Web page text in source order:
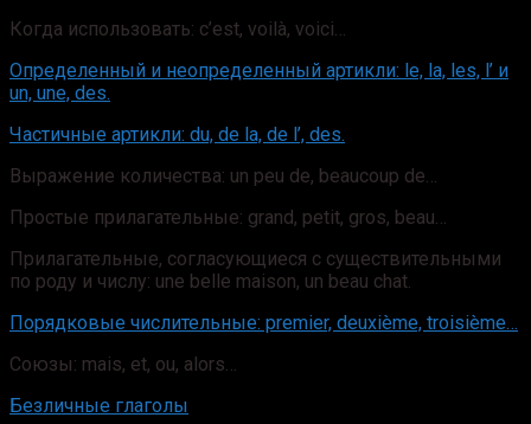
Когда использовать: c’est, voilà, voici…
Определенный и неопределенный артикли: le, la, les, l’ и
un, une, des.
Частичные артикли: du, de la, de l’, des.
Выражение количества: un peu de, beaucoup de…
Простые прилагательные: grand, petit, gros, beau…
Прилагательные, согласующиеся с существительными
по роду и числу: une belle maison, un beau chat.
Порядковые числительные: premier, deuxième, troisième…
Союзы: mais, et, ou, alors…
Безличные глаголы